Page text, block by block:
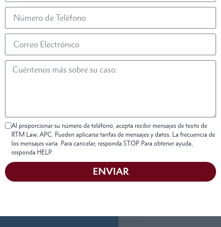
Al proporcionar su número de teléfono, acepta recibir mensajes de texto de
RTM Law, APC. Pueden aplicarse tarifas de mensajes y datos. La frecuencia de
los mensajes varía. Para cancelar, responda STOP. Para obtener ayuda,
responda HELP.
ENVIAR